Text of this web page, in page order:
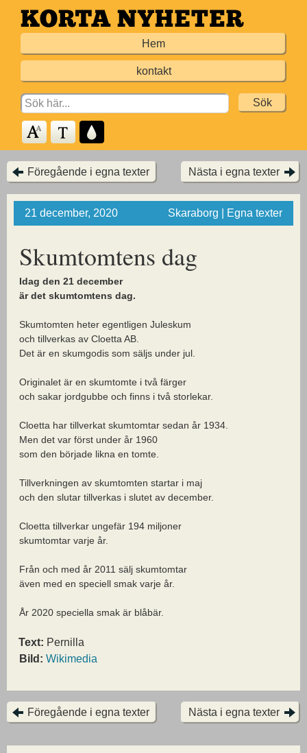
Hoppa
till
Hem
kontakt
Search
for:
Föregående i egna texter Nästa i egna texter
21 december, 2020 Skaraborg | Egna texter
Skumtomtens dag
Idag den 21 december
är det skumtomtens dag.
Skumtomten heter egentligen Juleskum
och tillverkas av Cloetta AB.
Det är en skumgodis som säljs under jul.
Originalet är en skumtomte i två färger
och sakar jordgubbe och finns i två storlekar.
Cloetta har tillverkat skumtomtar sedan år 1934.
Men det var först under år 1960
som den började likna en tomte.
Tillverkningen av skumtomten startar i maj
och den slutar tillverkas i slutet av december.
Cloetta tillverkar ungefär 194 miljoner
skumtomtar varje år.
Från och med år 2011 sälj skumtomtar
även med en speciell smak varje år.
År 2020 speciella smak är blåbär.
Text: Pernilla
Bild: Wikimedia
Föregående i egna texter Nästa i egna texter